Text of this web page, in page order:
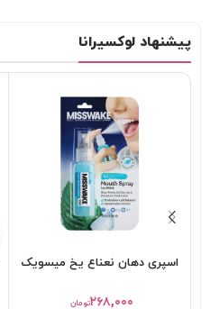
پیشنهاد لوکسیرانا
اسپری دهان نعناع یخ میسویک
تومان۲۶۸,۰۰۰